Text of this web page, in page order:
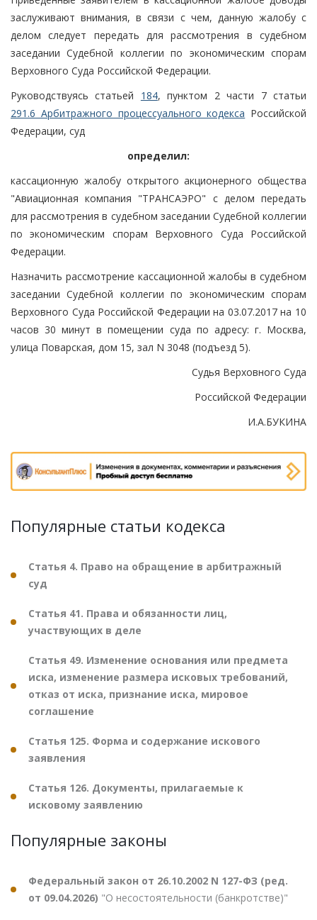
заслуживают внимания, в связи с чем, данную жалобу с
делом следует передать для рассмотрения в судебном
заседании Судебной коллегии по экономическим спорам
Верховного Суда Российской Федерации.
Руководствуясь статьей 184, пунктом 2 части 7 статьи
291.6 Арбитражного процессуального кодекса Российской
Федерации, суд
определил:
кассационную жалобу открытого акционерного общества
"Авиационная компания "ТРАНСАЭРО" с делом передать
для рассмотрения в судебном заседании Судебной коллегии
по экономическим спорам Верховного Суда Российской
Федерации.
Назначить рассмотрение кассационной жалобы в судебном
заседании Судебной коллегии по экономическим спорам
Верховного Суда Российской Федерации на 03.07.2017 на 10
часов 30 минут в помещении суда по адресу: г. Москва,
улица Поварская, дом 15, зал N 3048 (подъезд 5).
Судья Верховного Суда
Российской Федерации
И.А.БУКИНА
Популярные статьи кодекса
Статья 4. Право на обращение в арбитражный
суд
Статья 41. Права и обязанности лиц,
участвующих в деле
Статья 49. Изменение основания или предмета
иска, изменение размера исковых требований,
отказ от иска, признание иска, мировое
соглашение
Статья 125. Форма и содержание искового
заявления
Статья 126. Документы, прилагаемые к
исковому заявлению
Популярные законы
Федеральный закон от 26.10.2002 N 127-ФЗ (ред.
от 09.04.2026) "О несостоятельности (банкротстве)"